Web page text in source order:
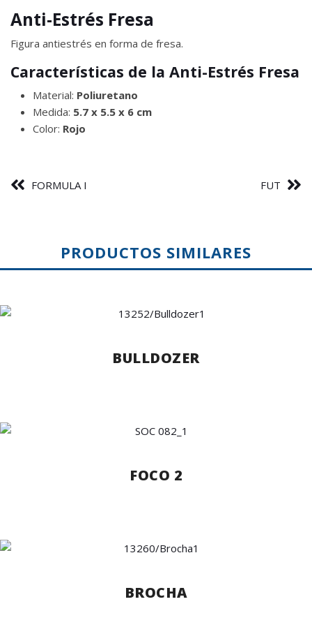
Anti-Estrés Fresa
Figura antiestrés en forma de fresa.
Características de la Anti-Estrés Fresa
Material: Poliuretano
Medida: 5.7 x 5.5 x 6 cm
Color: Rojo
FORMULA I FUT
PRODUCTOS SIMILARES
BULLDOZER
FOCO 2
BROCHA